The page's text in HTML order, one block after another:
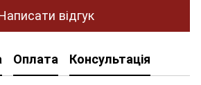
відгук
Оплата Консультація